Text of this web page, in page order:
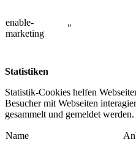
enable-
marketing
"
Statistiken
Statistik-Cookies helfen
Besucher mit Webseiten
gesammelt und gemeldet werden.
Name